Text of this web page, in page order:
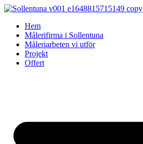
Skip
contentHem
Målerifirma i Sollentuna
Måleriarbeten vi utför
Projekt
Offert